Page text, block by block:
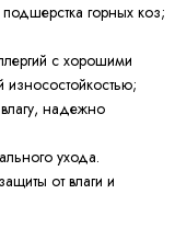
горных коз;
с хорошими
надежно
ухода.
от влаги и